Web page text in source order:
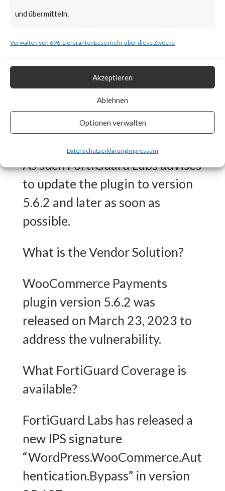
und übermitteln.
Verwalten von 696-LieferantenLese mehr über diese Zwecke
Akzeptieren
Ablehnen
Optionen verwalten
DatenschutzerklärungImpressum
is rated critical.
Why is this Significant?
This is significant because
WooCommerce Payments is a
popular plugin (>600,000 active
installations) and is reported to
be actively exploited in the wild.
As such FortiGuard Labs advises
to update the plugin to version
5.6.2 and later as soon as
possible.
What is the Vendor Solution?
WooCommerce Payments
plugin version 5.6.2 was
released on March 23, 2023 to
address the vulnerability.
What FortiGuard Coverage is
available?
FortiGuard Labs has released a
new IPS signature
“WordPress.WooCommerce.Aut
hentication.Bypass” in version